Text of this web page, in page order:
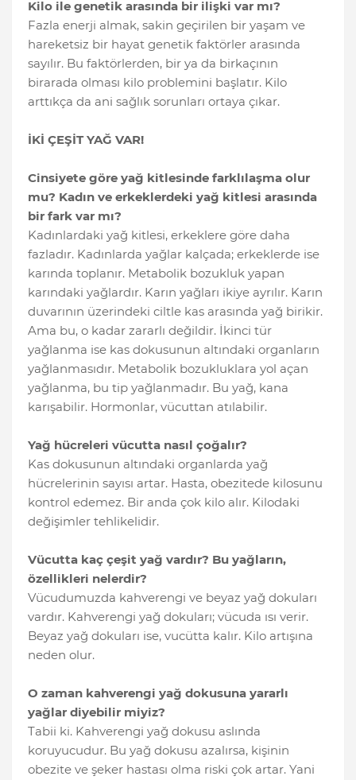
Kilo ile genetik arasında bir ilişki var mı?
Fazla enerji almak, sakin geçirilen bir yaşam ve
hareketsiz bir hayat genetik faktörler arasında
sayılır. Bu faktörlerden, bir ya da birkaçının
birarada olması kilo problemini başlatır. Kilo
arttıkça da ani sağlık sorunları ortaya çıkar.
İKİ ÇEŞİT YAĞ VAR!
Cinsiyete göre yağ kitlesinde farklılaşma olur
mu? Kadın ve erkeklerdeki yağ kitlesi arasında
bir fark var mı?
Kadınlardaki yağ kitlesi, erkeklere göre daha
fazladır. Kadınlarda yağlar kalçada; erkeklerde ise
karında toplanır. Metabolik bozukluk yapan
karındaki yağlardır. Karın yağları ikiye ayrılır. Karın
duvarının üzerindeki ciltle kas arasında yağ birikir.
Ama bu, o kadar zararlı değildir. İkinci tür
yağlanma ise kas dokusunun altındaki organların
yağlanmasıdır. Metabolik bozukluklara yol açan
yağlanma, bu tip yağlanmadır. Bu yağ, kana
karışabilir. Hormonlar, vücuttan atılabilir.
Yağ hücreleri vücutta nasıl çoğalır?
Kas dokusunun altındaki organlarda yağ
hücrelerinin sayısı artar. Hasta, obezitede kilosunu
kontrol edemez. Bir anda çok kilo alır. Kilodaki
değişimler tehlikelidir.
Vücutta kaç çeşit yağ vardır? Bu yağların,
özellikleri nelerdir?
Vücudumuzda kahverengi ve beyaz yağ dokuları
vardır. Kahverengi yağ dokuları; vücuda ısı verir.
Beyaz yağ dokuları ise, vucütta kalır. Kilo artışına
neden olur.
O zaman kahverengi yağ dokusuna yararlı
yağlar diyebilir miyiz?
Tabii ki. Kahverengi yağ dokusu aslında
koruyucudur. Bu yağ dokusu azalırsa, kişinin
obezite ve şeker hastası olma riski çok artar. Yani